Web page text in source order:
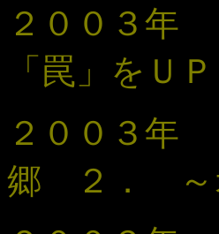
２００３
「罠 」 をＵ
２００３
郷 ２． ～